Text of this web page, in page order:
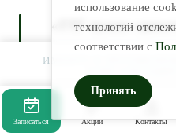
«ТТГ нужно
после 40»
Здоровому взрослому без
раз в 2–3 года. После 50 —
ИМЕЮТСЯ
Записаться Акции Контакты
использование
технологий
соответствии с
Принять